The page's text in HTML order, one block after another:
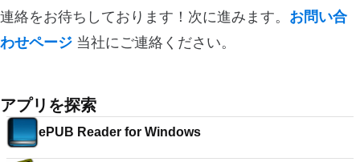
連絡をお待ちしております！次に進みます。 お問い合
わせページ 当社にご連絡ください。
アプリを探索
ePUB Reader for Windows